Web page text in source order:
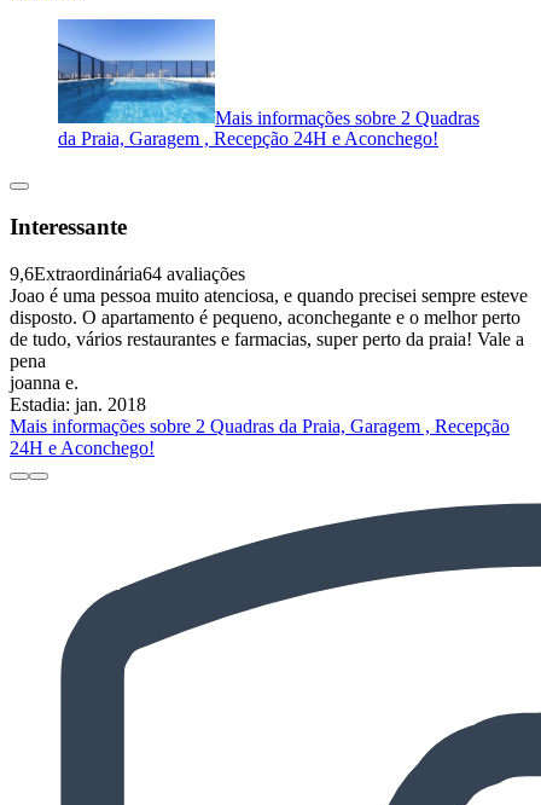
Mais informações sobre 2 Quadras
da Praia, Garagem , Recepção 24H e Aconchego!
Interessante
9,6Extraordinária64 avaliações
Joao é uma pessoa muito atenciosa, e quando precisei sempre esteve
disposto. O apartamento é pequeno, aconchegante e o melhor perto
de tudo, vários restaurantes e farmacias, super perto da praia! Vale a
pena
joanna e.
Estadia: jan. 2018
Mais informações sobre 2 Quadras da Praia, Garagem , Recepção
24H e Aconchego!